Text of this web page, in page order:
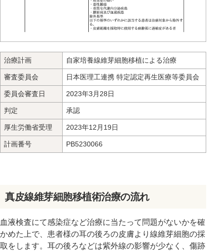
治療計画 自家培養線維芽細胞移植による治療
審査委員会 日本医理工連携 特定認定再生医療等委員会
委員会審査日 2023年3月28日
判定 承認
厚生労働省受理 2023年12月19日
計画番号 PB5230066
真皮線維芽細胞移植術治療の流れ
血液検査にて感染症など治療に当たって問題がないかを確
かめた上で、患者様の耳の後ろの皮膚より線維芽細胞の採
取をします。耳の後ろなどは紫外線の影響が少なく、傷跡